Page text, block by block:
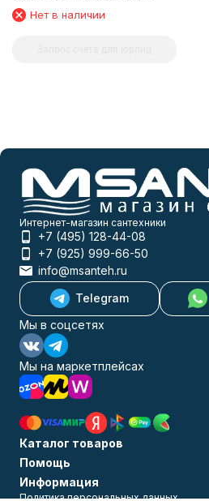
держателем
Нет в наличии
Интернет-магазин сантехники
+7 (495) 128-44-08
+7 (925) 999-66-50
info@msanteh.ru
Telegram
Мы в соцсетях
Мы на маркетплейсах
Каталог товаров
Помощь
Информация
Политика персональных данных